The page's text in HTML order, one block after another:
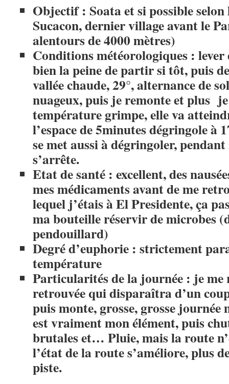
Objectif : Soata et si possible
Sucacon, dernier village avant le
alentours de 4000 mètres)
Conditions météorologiques :
bien la peine de partir si tôt, puis
vallée chaude, 29°, alternance de
nuageux, puis je remonte et plus
température grimpe, elle va
l’espace de 5minutes dégringole à
se met aussi à dégringoler,
s’arrête.
Etat de santé : excellent, des
mes médicaments avant de me
lequel j’étais à El Presidente, ça
ma bouteille réservir de microbes
pendouillard)
Degré d’euphorie : strictement
température
Particularités de la journée : je me
retrouvée qui disparaîtra d’un
puis monte, grosse, grosse journée
est vraiment mon élément, puis
brutales et… Pluie, mais la route
l’état de la route s’améliore, plus
piste.